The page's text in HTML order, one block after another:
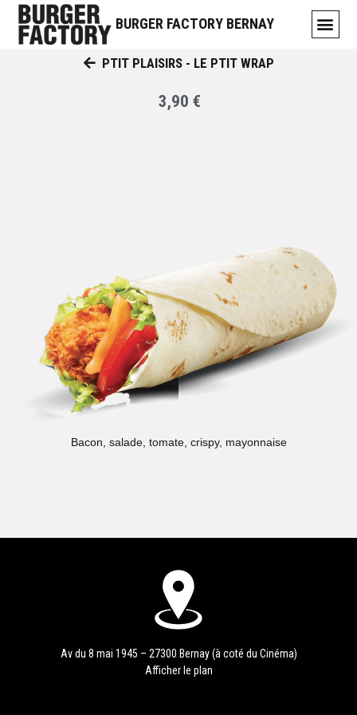
BURGER FACTORY BERNAY
PTIT PLAISIRS - LE PTIT WRAP
3,90 €
Bacon, salade, tomate, crispy, mayonnaise
Av du 8 mai 1945 – 27300 Bernay (à coté du Cinéma)
Afficher le plan